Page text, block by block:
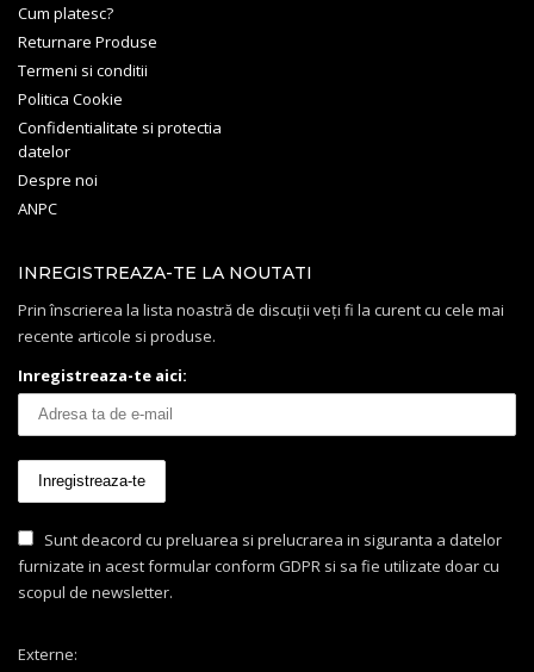
Cum platesc?
Returnare Produse
Termeni si conditii
Politica Cookie
Confidentialitate si protectia
datelor
Despre noi
ANPC
INREGISTREAZA-TE LA NOUTATI
Prin înscrierea la lista noastră de discuții veți fi la curent cu cele mai
recente articole si produse.
Inregistreaza-te aici:
Sunt deacord cu preluarea si prelucrarea in siguranta a datelor
furnizate in acest formular conform GDPR si sa fie utilizate doar cu
scopul de newsletter.
Externe: